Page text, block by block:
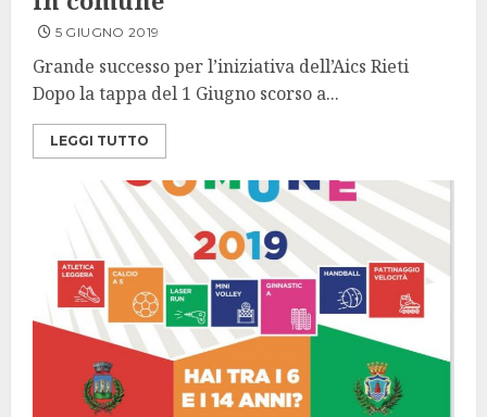
5 GIUGNO 2019
Grande successo per l’iniziativa dell’Aics Rieti
Dopo la tappa del 1 Giugno scorso a...
LEGGI TUTTO